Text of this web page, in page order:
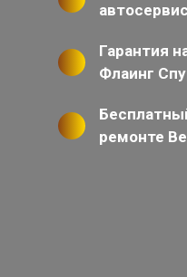
Гарантия
Флаинг
ремонте